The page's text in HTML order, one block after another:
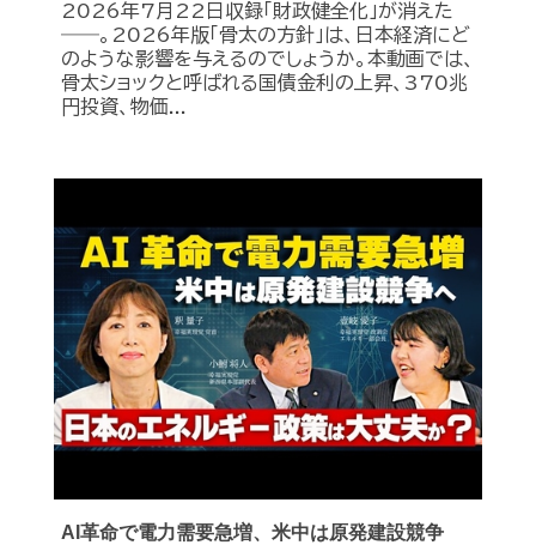
2026年7月22日収録「財政健全化」が消えた
――。2026年版「骨太の方針」は、日本経済にど
のような影響を与えるのでしょうか。本動画では、
骨太ショックと呼ばれる国債金利の上昇、370兆
円投資、物価...
AI革命で電力需要急増、米中は原発建設競争